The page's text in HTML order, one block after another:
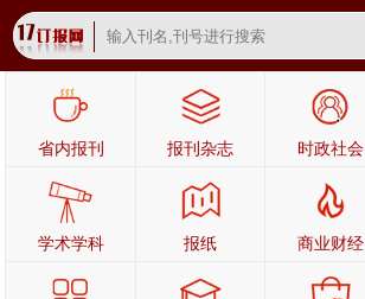
省内报刊 报刊杂志 时政社会
学术学科 报纸 商业财经